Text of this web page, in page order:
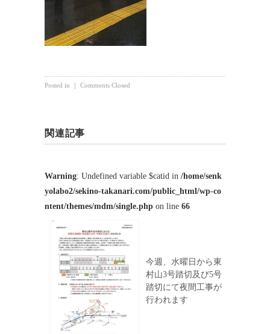
Posted in ｜ Comments Closed
関連記事
Warning: Undefined variable $catid in /home/senk
yolabo2/sekino-takanari.com/public_html/wp-co
ntent/themes/mdm/single.php on line 66
今週、水曜日から東
村山3号踏切及び5号
踏切にて夜間工事が
行われます